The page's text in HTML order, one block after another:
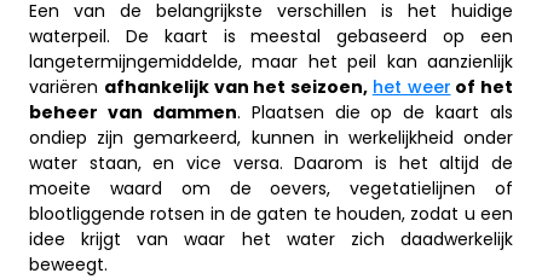
Een van de belangrijkste verschillen is het huidige
waterpeil. De kaart is meestal gebaseerd op een
langetermijngemiddelde, maar het peil kan aanzienlijk
variëren afhankelijk van het seizoen, het weer of het
beheer van dammen. Plaatsen die op de kaart als
ondiep zijn gemarkeerd, kunnen in werkelijkheid onder
water staan, en vice versa. Daarom is het altijd de
moeite waard om de oevers, vegetatielijnen of
blootliggende rotsen in de gaten te houden, zodat u een
idee krijgt van waar het water zich daadwerkelijk
beweegt.